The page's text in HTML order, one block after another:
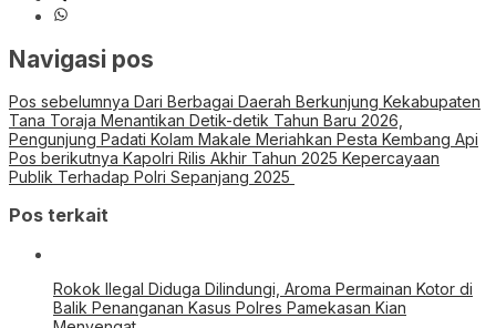
Navigasi pos
Pos sebelumnya Dari Berbagai Daerah Berkunjung Kekabupaten
Tana Toraja Menantikan Detik-detik Tahun Baru 2026,
Pengunjung Padati Kolam Makale Meriahkan Pesta Kembang Api
Pos berikutnya Kapolri Rilis Akhir Tahun 2025 Kepercayaan
Publik Terhadap Polri Sepanjang 2025
Pos terkait
Rokok Ilegal Diduga Dilindungi, Aroma Permainan Kotor di
Balik Penanganan Kasus Polres Pamekasan Kian